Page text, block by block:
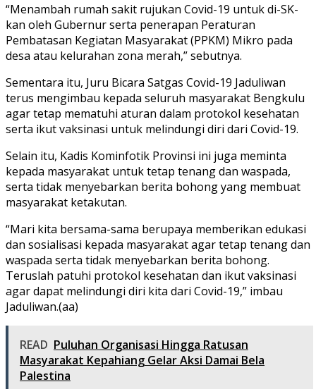
“Menambah rumah sakit rujukan Covid-19 untuk di-SK-
kan oleh Gubernur serta penerapan Peraturan
Pembatasan Kegiatan Masyarakat (PPKM) Mikro pada
desa atau kelurahan zona merah,” sebutnya.
Sementara itu, Juru Bicara Satgas Covid-19 Jaduliwan
terus mengimbau kepada seluruh masyarakat Bengkulu
agar tetap mematuhi aturan dalam protokol kesehatan
serta ikut vaksinasi untuk melindungi diri dari Covid-19.
Selain itu, Kadis Kominfotik Provinsi ini juga meminta
kepada masyarakat untuk tetap tenang dan waspada,
serta tidak menyebarkan berita bohong yang membuat
masyarakat ketakutan.
“Mari kita bersama-sama berupaya memberikan edukasi
dan sosialisasi kepada masyarakat agar tetap tenang dan
waspada serta tidak menyebarkan berita bohong.
Teruslah patuhi protokol kesehatan dan ikut vaksinasi
agar dapat melindungi diri kita dari Covid-19,” imbau
Jaduliwan.(aa)
READ Puluhan Organisasi Hingga Ratusan
Masyarakat Kepahiang Gelar Aksi Damai Bela
Palestina